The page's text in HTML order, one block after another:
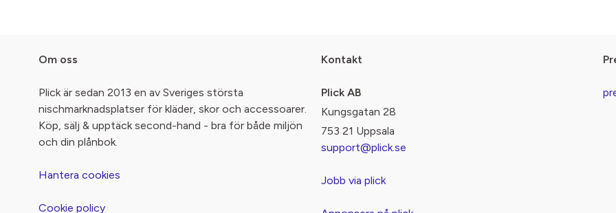
Om oss
Plick är sedan 2013 en av Sveriges största
nischmarknadsplatser för kläder, skor och accessoarer.
Köp, sälj & upptäck second-hand - bra för både miljön
och din plånbok.
Hantera cookies
Cookie policy
Kontakt
Plick AB
Kungsgatan 28
753 21 Uppsala
support@plick.se
Jobb via plick